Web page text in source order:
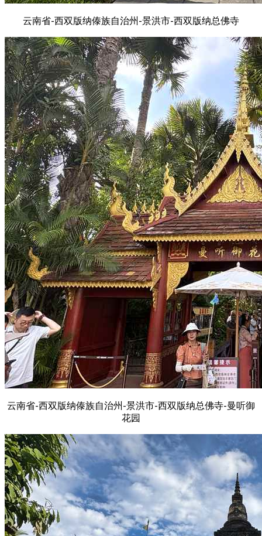
云南省-西双版纳傣族自治州-景洪市-西双版纳总佛寺
云南省-西双版纳傣族自治州-景洪市-西双版纳总佛寺-曼听御
花园